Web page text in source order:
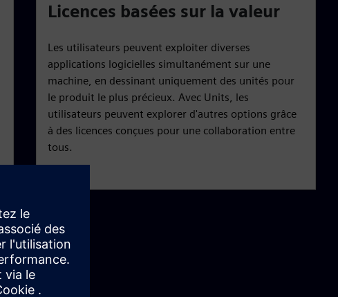
Licences basées sur la valeur
Les utilisateurs peuvent exploiter diverses
applications logicielles simultanément sur une
machine, en dessinant uniquement des unités pour
le produit le plus précieux. Avec Units, les
utilisateurs peuvent explorer d'autres options grâce
à des licences conçues pour une collaboration entre
tous.